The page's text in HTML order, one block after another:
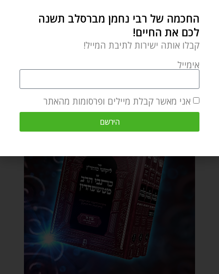
החכמה של רבי נחמן מברסלב תשנה
לכם את החיים!
קבלו אותה ישירות לתיבת המייל!
אימייל
אני מאשר קבלת מיילים ופרסומות מהאתר
הירשם